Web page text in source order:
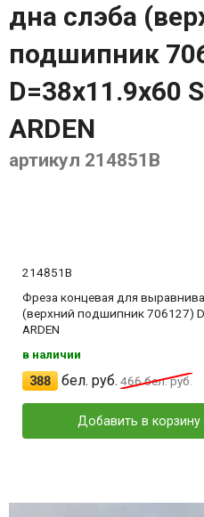
дна слэба
подшипник
D=38x11.9x60
ARDEN
артикул 214851B
214851B
Фреза концевая для
(верхний подшипник 706127)
ARDEN
в наличии
388 бел. руб. 466бел. руб.
Добавить в корзину